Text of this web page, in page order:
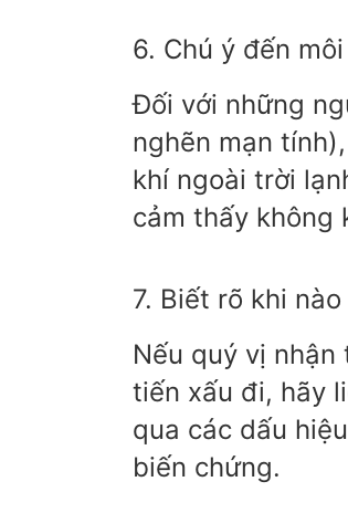
6. Chú ý đến
Đối với những
nghẽn mạn
khí ngoài trời
cảm thấy không
7. Biết rõ khi
Nếu quý vị
tiến xấu đi, hãy
qua các dấu
biến chứng.